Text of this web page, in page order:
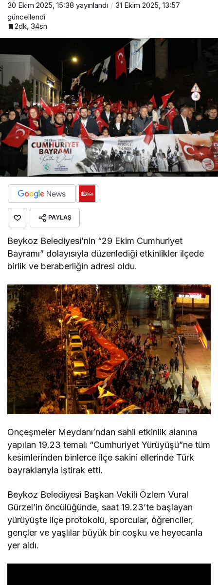
30 Ekim 2025, 15:38 yayınlandı
31 Ekim 2025, 13:57
güncellendi
2dk, 34sn
PAYLAŞ
Beykoz Belediyesi’nin “29 Ekim Cumhuriyet
Bayramı” dolayısıyla düzenlediği etkinlikler ilçede
birlik ve beraberliğin adresi oldu.
Onçeşmeler Meydanı’ndan sahil etkinlik alanına
yapılan 19.23 temalı “Cumhuriyet Yürüyüşü”ne tüm
kesimlerinden binlerce ilçe sakini ellerinde Türk
bayraklarıyla iştirak etti.
Beykoz Belediyesi Başkan Vekili Özlem Vural
Gürzel’in öncülüğünde, saat 19.23’te başlayan
yürüyüşte ilçe protokolü, sporcular, öğrenciler,
gençler ve yaşlılar büyük bir coşku ve heyecanla
yer aldı.